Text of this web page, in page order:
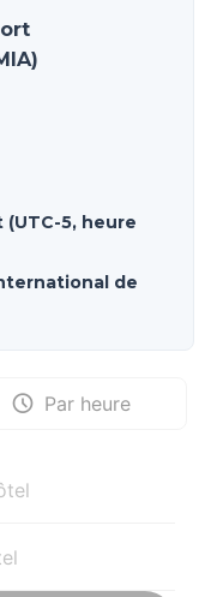
(UTC-5, heure
de